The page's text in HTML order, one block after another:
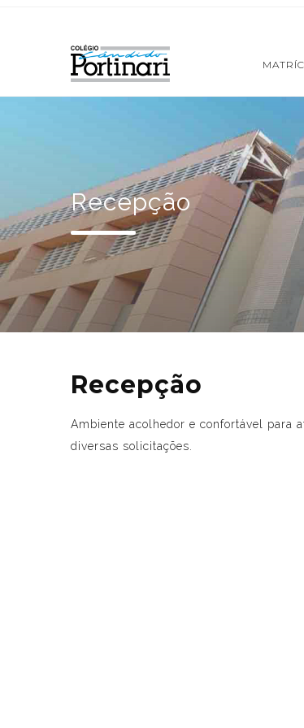
Recepção
Recepção
Ambiente acolhedor e confortável para
diversas solicitações.